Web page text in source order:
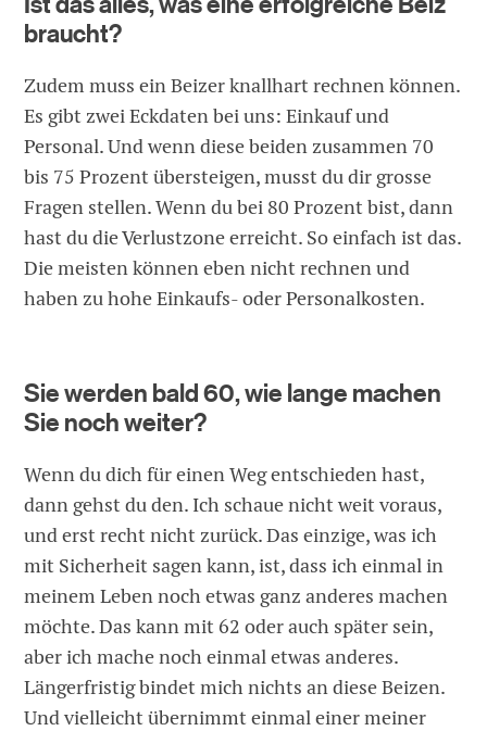
braucht?
Zudem muss ein Beizer knallhart rechnen können.
Es gibt zwei Eckdaten bei uns: Einkauf und
Personal. Und wenn diese beiden zusammen 70
bis 75 Prozent übersteigen, musst du dir grosse
Fragen stellen. Wenn du bei 80 Prozent bist, dann
hast du die Verlustzone erreicht. So einfach ist das.
Die meisten können eben nicht rechnen und
haben zu hohe Einkaufs- oder Personalkosten.
Sie werden bald 60, wie lange machen
Sie noch weiter?
Wenn du dich für einen Weg entschieden hast,
dann gehst du den. Ich schaue nicht weit voraus,
und erst recht nicht zurück. Das einzige, was ich
mit Sicherheit sagen kann, ist, dass ich einmal in
meinem Leben noch etwas ganz anderes machen
möchte. Das kann mit 62 oder auch später sein,
aber ich mache noch einmal etwas anderes.
Längerfristig bindet mich nichts an diese Beizen.
Und vielleicht übernimmt einmal einer meiner